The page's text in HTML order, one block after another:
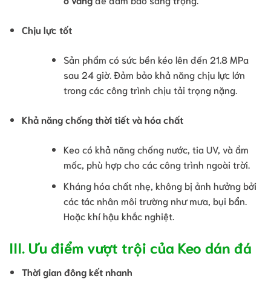
Chịu lực tốt
Sản phẩm có sức bền kéo lên đến 21.8 MPa
sau 24 giờ. Đảm bảo khả năng chịu lực lớn
trong các công trình chịu tải trọng nặng.
Khả năng chống thời tiết và hóa chất
Keo có khả năng chống nước, tia UV, và ẩm
mốc, phù hợp cho các công trình ngoài trời.
Kháng hóa chất nhẹ, không bị ảnh hưởng bởi
các tác nhân môi trường như mưa, bụi bẩn.
Hoặc khí hậu khắc nghiệt.
III. Ưu điểm vượt trội của Keo dán đá
Thời gian đông kết nhanh